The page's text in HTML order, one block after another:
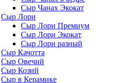
Сыр Чанах Экокат
Сыр Лори
Сыр Лори Премиум
Сыр Лори Экокат
Сыр Лори разный
Сыр Качотта
Сыр Овечий
Сыр Козий
Сыр в Керамике